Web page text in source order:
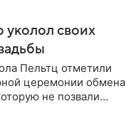
уколол своих
Пельтц отметили
церемонии обмена
не позвали